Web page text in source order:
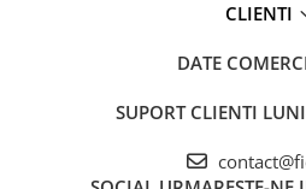
CLIENTI
DATE
SUPORT CLIENTI